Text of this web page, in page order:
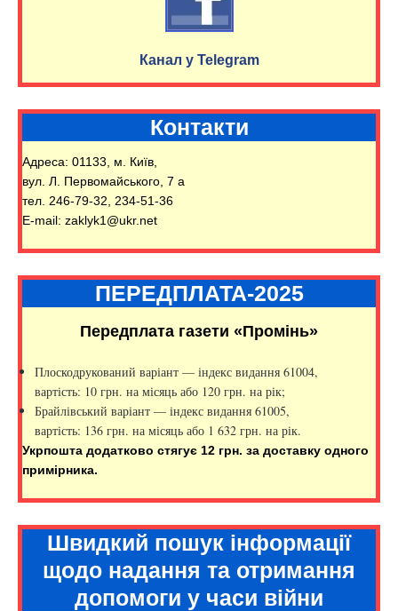
Канал у Telegram
Контакти
Адреса: 01133, м. Київ,
вул. Л. Первомайського, 7 а
тел. 246-79-32, 234-51-36
E-mail: zaklyk1@ukr.net
ПЕРЕДПЛАТА-2025
Передплата газети «Промінь»
Плоскодрукований варіант — індекс видання 61004,
вартість: 10 грн. на місяць або 120 грн. на рік;
Брайлівський варіант — індекс видання 61005,
вартість: 136 грн. на місяць або 1 632 грн. на рік.
Укрпошта додатково стягує 12 грн. за доставку одного
примірника.
Швидкий пошук інформації
щодо надання та отримання
допомоги у часи війни